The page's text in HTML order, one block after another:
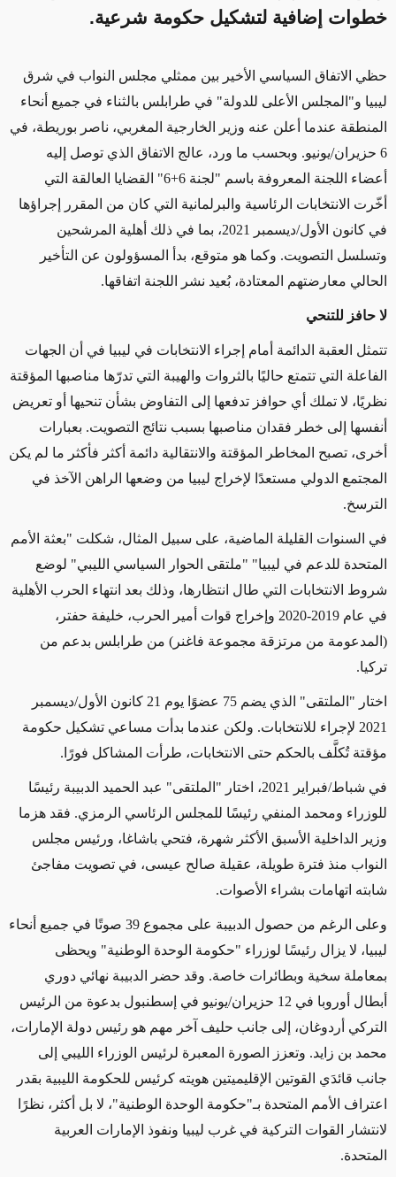
خطوات إضافية لتشكيل حكومة شرعية.
حظي الاتفاق السياسي الأخير بين ممثلي مجلس النواب في شرق
ليبيا و"المجلس الأعلى للدولة" في طرابلس بالثناء في جميع أنحاء
المنطقة عندما أعلن عنه وزير الخارجية المغربي، ناصر بوريطة، في
6 حزيران/يونيو. وبحسب ما ورد، عالج الاتفاق الذي توصل إليه
أعضاء اللجنة المعروفة باسم "لجنة 6+6" القضايا العالقة التي
أخّرت الانتخابات الرئاسية والبرلمانية التي كان من المقرر إجراؤها
في كانون الأول/ديسمبر 2021، بما في ذلك أهلية المرشحين
وتسلسل التصويت. وكما هو متوقع، بدأ المسؤولون عن التأخير
الحالي معارضتهم المعتادة، بُعيد نشر اللجنة اتفاقها.
لا حافز للتنحي
تتمثل العقبة الدائمة أمام إجراء الانتخابات في ليبيا في أن الجهات
الفاعلة التي تتمتع حاليًا بالثروات والهيبة التي تدرّها مناصبها المؤقتة
نظريًا، لا تملك أي حوافز تدفعها إلى التفاوض بشأن تنحيها أو تعريض
أنفسها إلى خطر فقدان مناصبها بسبب نتائج التصويت. بعبارات
أخرى، تصبح المخاطر المؤقتة والانتقالية دائمة أكثر فأكثر ما لم يكن
المجتمع الدولي مستعدًا لإخراج ليبيا من وضعها الراهن الآخذ في
الترسخ.
في السنوات القليلة الماضية، على سبيل المثال، شكلت "بعثة الأمم
المتحدة للدعم في ليبيا" "ملتقى الحوار السياسي الليبي" لوضع
شروط الانتخابات التي طال انتظارها، وذلك بعد انتهاء الحرب الأهلية
في عام 2019-2020 وإخراج قوات أمير الحرب، خليفة حفتر،
(المدعومة من مرتزقة مجموعة فاغنر) من طرابلس بدعم من
تركيا.
اختار "الملتقى" الذي يضم 75 عضوًا يوم 21 كانون الأول/ديسمبر
2021 لإجراء للانتخابات. ولكن عندما بدأت مساعي تشكيل حكومة
مؤقتة تُكلَّف بالحكم حتى الانتخابات، طرأت المشاكل فورًا.
في شباط/فبراير 2021، اختار "الملتقى" عبد الحميد الدبيبة رئيسًا
للوزراء ومحمد المنفي رئيسًا للمجلس الرئاسي الرمزي. فقد هزما
وزير الداخلية الأسبق الأكثر شهرة، فتحي باشاغا، ورئيس مجلس
النواب منذ فترة طويلة، عقيلة صالح عيسى، في تصويت مفاجئ
شابته اتهامات بشراء الأصوات.
وعلى الرغم من حصول ال
دبيبة على مجموع 39 صوتًا في جميع أنحاء
ليبيا، لا يزال رئيسًا لوزراء "حكومة الوحدة الوطنية" ويحظى
بمعاملة سخية وبطائرات خاصة. وقد حضر
الدبيبة نهائي دوري
أبطال أوروبا في 12 حزيران/يونيو في إسطنبول بدعوة من الرئيس
التركي أردوغان، إلى جانب حليف آخر مهم هو رئيس دولة الإمارات،
محمد بن زايد. وتعزز الصورة المعبرة لرئيس الوزراء الليبي إلى
جانب قائدَي القوتين الإقليميتين هويته كرئيس للحكومة الليبية بقدر
اعتراف الأمم المتحدة بـ"حكومة الوحدة الوطنية"، لا بل أكثر، نظرًا
لانتشار القوات التركية في غرب ليبيا ونفوذ الإمارات العربية
المتحدة.